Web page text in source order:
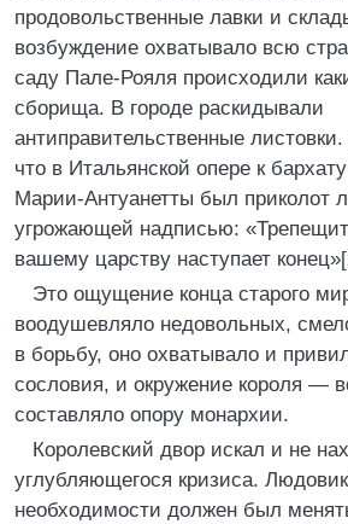
продовольственные лавки и
возбуждение охватывало всю
саду Пале-Рояля происходили
сборища. В городе раскидывали
антиправительственные
что в Итальянской опере к
Марии-Антуанетты был приколот
угрожающей надписью:
вашему царству наступает
Это ощущение конца старого
воодушевляло недовольных,
в борьбу, оно охватывало и
сословия, и окружение короля —
составляло опору монархии.
Королевский двор искал и не
углубляющегося кризиса.
необходимости должен был